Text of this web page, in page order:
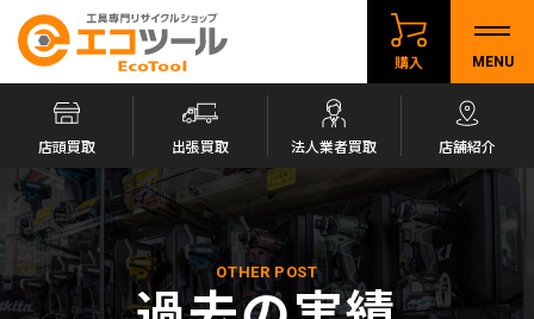
購入 MENU
店頭買取 出張買取 法人業者買取 店舗紹介
OTHER POST